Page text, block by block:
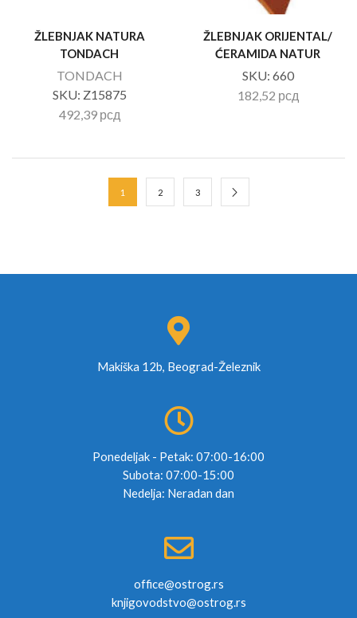
ŽLEBNJAK NATURA
TONDACH
TONDACH
SKU: Z15875
492,39 рсд
ŽLEBNJAK ORIJENTAL/
ĆERAMIDA NATUR
SKU: 660
182,52 рсд
1 2 3
Makiška 12b, Beograd-Železnik
Ponedeljak - Petak: 07:00-16:00
Subota: 07:00-15:00
Nedelja: Neradan dan
office@ostrog.rs
knjigovodstvo@ostrog.rs